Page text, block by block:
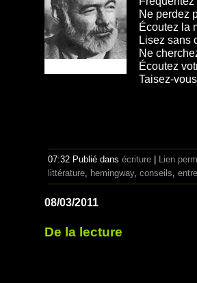
Ne perdez
Écoutez la
Lisez sans
Ne
Écoutez
Taisez-
07:32 Publié dans écriture
Lien
littérature, hemingway, conseils,
08/03/2011
De la lecture